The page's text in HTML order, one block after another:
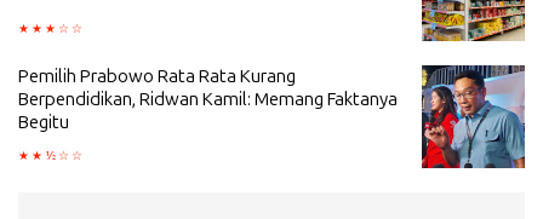
Pemilih Prabowo Rata Rata Kurang
Berpendidikan, Ridwan Kamil: Memang Faktanya
Begitu